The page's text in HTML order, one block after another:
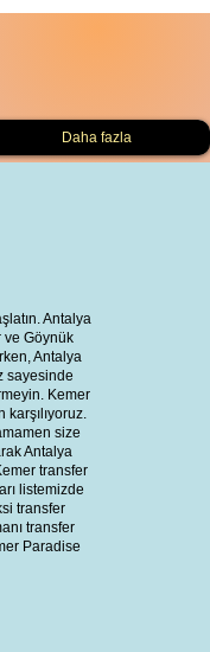
Daha fazla
Antalya
ve Göynük
Antalya
sayesinde
Kemer
size
Antalya
transfer
listemizde
transfer
transfer
Paradise